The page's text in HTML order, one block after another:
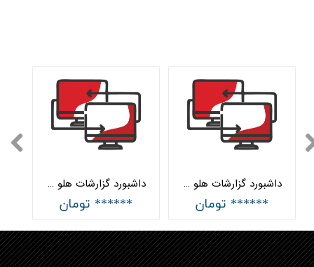
داشبورد گزارشات هلو (گزارش آنلاین) یک ماهه
****** تومان
داشبورد گزارشات هلو (گزارش آنلاین) سه ماهه
****** تومان